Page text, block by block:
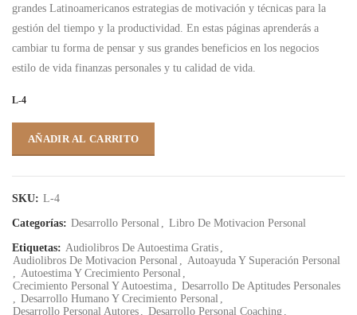
grandes Latinoamericanos estrategias de motivación y técnicas para la
gestión del tiempo y la productividad. En estas páginas aprenderás a
cambiar tu forma de pensar y sus grandes beneficios en los negocios
estilo de vida finanzas personales y tu calidad de vida.
L-4
AÑADIR AL CARRITO
SKU: L-4
Categorías: Desarrollo Personal , Libro De Motivacion Personal
Etiquetas: Audiolibros De Autoestima Gratis ,
Audiolibros De Motivacion Personal , Autoayuda Y Superación Personal
, Autoestima Y Crecimiento Personal ,
Crecimiento Personal Y Autoestima , Desarrollo De Aptitudes Personales
, Desarrollo Humano Y Crecimiento Personal ,
Desarrollo Personal Autores , Desarrollo Personal Coaching ,